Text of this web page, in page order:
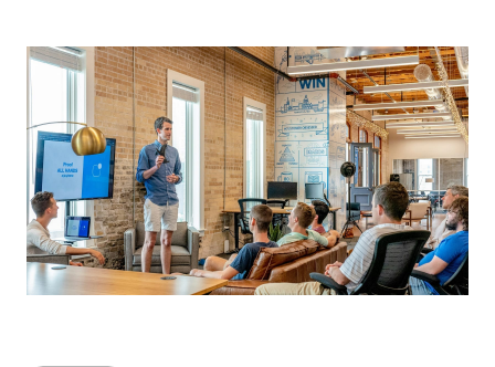
Bahasa Indonesia English 中文